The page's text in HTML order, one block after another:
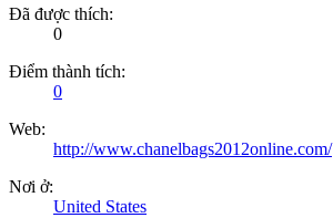
Đã được thích:
0
Điểm thành tích:
0
Web:
http://www.chanelbags2012online.com/
Nơi ở:
United States